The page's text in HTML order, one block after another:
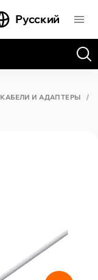
Русский
КАБЕЛИ И АДАПТЕРЫ